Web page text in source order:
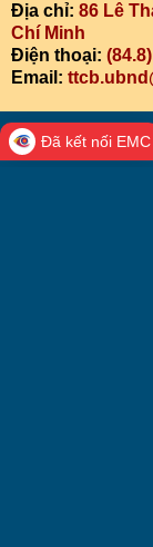
Địa chỉ: 86 Lê
Chí Minh
Điện thoại:
Email:
Đã kết nối EMC